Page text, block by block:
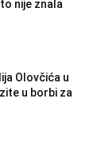
nije znala
Olovčića u
u borbi za